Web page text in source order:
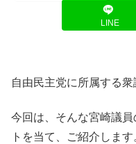
LINE
自由民主党に所属する衆
今回は、そんな宮崎議
トを当て、ご紹介します